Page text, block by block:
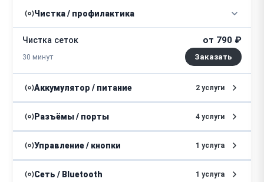
Чистка / профилактика
Чистка сеток
30 минут
от 790 ₽
Аккумулятор / питание 2 услуги
Ремонт цепи питания
от 1 часа
от 800 ₽
Замена аккумулятора
от 30 минут
от 1400 ₽
Разъёмы / порты 4 услуги
Ремонт разъема зарядки
от 1 часа
от 500 ₽
Управление / кнопки 1 услуга
Ремонт кнопок от 890 ₽
Сеть / Bluetooth 1 услуга